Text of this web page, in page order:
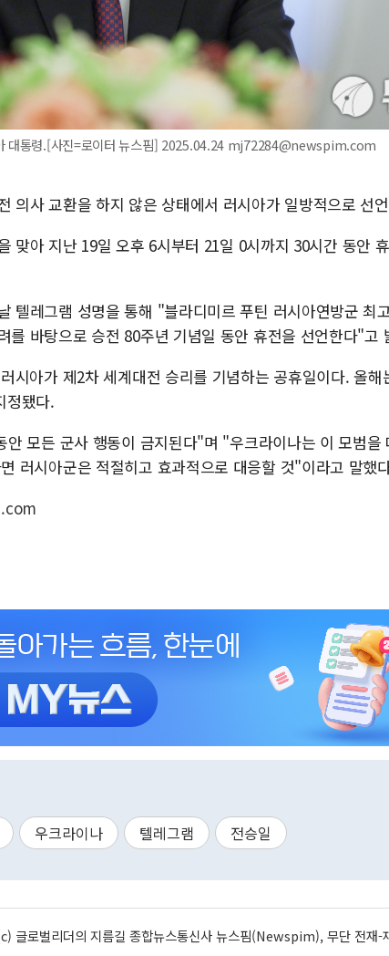
대통령.[사진=로이터 뉴스핌] 2025.04.24 mj72284@newspim.com
의사 교환을 하지 않은 상태에서 러시아가 일방적으로 선
맞아 지난 19일 오후 6시부터 21일 0시까지 30시간 동안
텔레그램 성명을 통해 "블라디미르 푸틴 러시아연방군 최
를 바탕으로 승전 80주년 기념일 동안 휴전을 선언한다"고
시아가 제2차 세계대전 승리를 기념하는 공휴일이다. 올해
정됐다.
안 모든 군사 행동이 금지된다"며 "우크라이나는 이 모범을
러시아군은 적절히고 효과적으로 대응할 것"이라고 말했
우크라이나 텔레그램 전승일
글로벌리더의 지름길 종합뉴스통신사 뉴스핌(Newspim), 무단 전재-